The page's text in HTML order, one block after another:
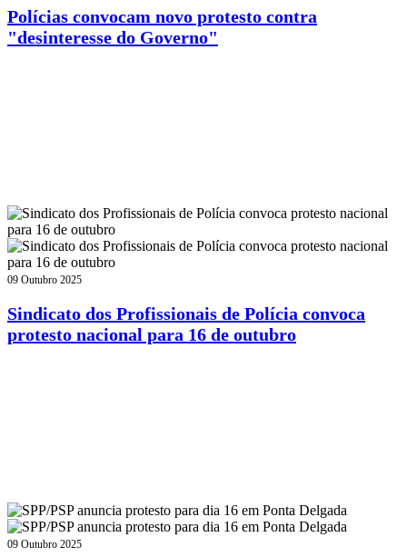
Polícias convocam novo protesto contra
"desinteresse do Governo"
09 Outubro 2025
Sindicato dos Profissionais de Polícia convoca
protesto nacional para 16 de outubro
09 Outubro 2025